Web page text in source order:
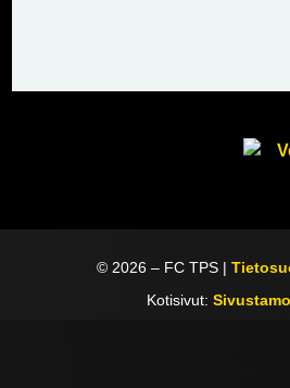
© 2026 – FC TPS |
Kotisivut: